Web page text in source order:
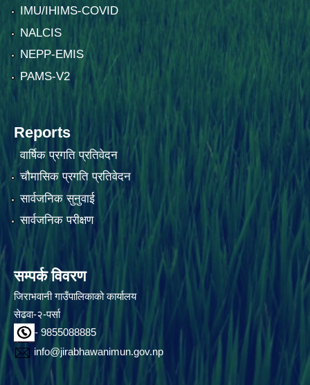
IMU/IHIMS-COVID
NALCIS
NEPP-EMIS
PAMS-V2
Reports
वार्षिक प्रगति प्रतिवेदन
चौमासिक प्रगति प्रतिवेदन
सार्वजनिक सुनुवाई
सार्वजनिक परीक्षण
सम्पर्क विवरण
जिराभवानी गाउँपालिकाको कार्यालय
सेढवा-२-पर्सा
- 9855088885
info@jirabhawanimun.gov.np